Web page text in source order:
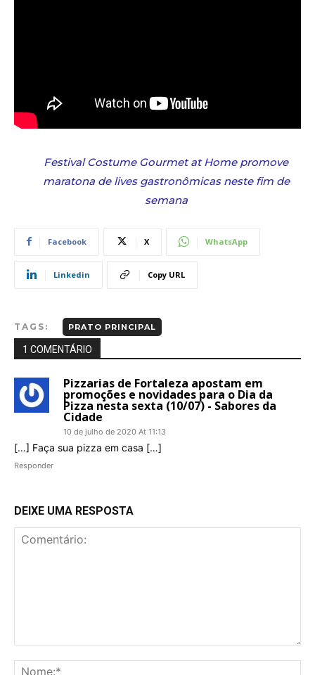
Festival Costume Gourmet at Home promove
maratona de lives gastronômicas neste fim de
semana
Facebook X WhatsApp
Linkedin Copy URL
TAGS: PRATO PRINCIPAL
1 COMENTÁRIO
Pizzarias de Fortaleza apostam em
promoções e novidades para o Dia da
Pizza nesta sexta (10/07) - Sabores da
Cidade
10 de julho de 2020 At 11:13
[…] Faça sua pizza em casa […]
Responder
DEIXE UMA RESPOSTA